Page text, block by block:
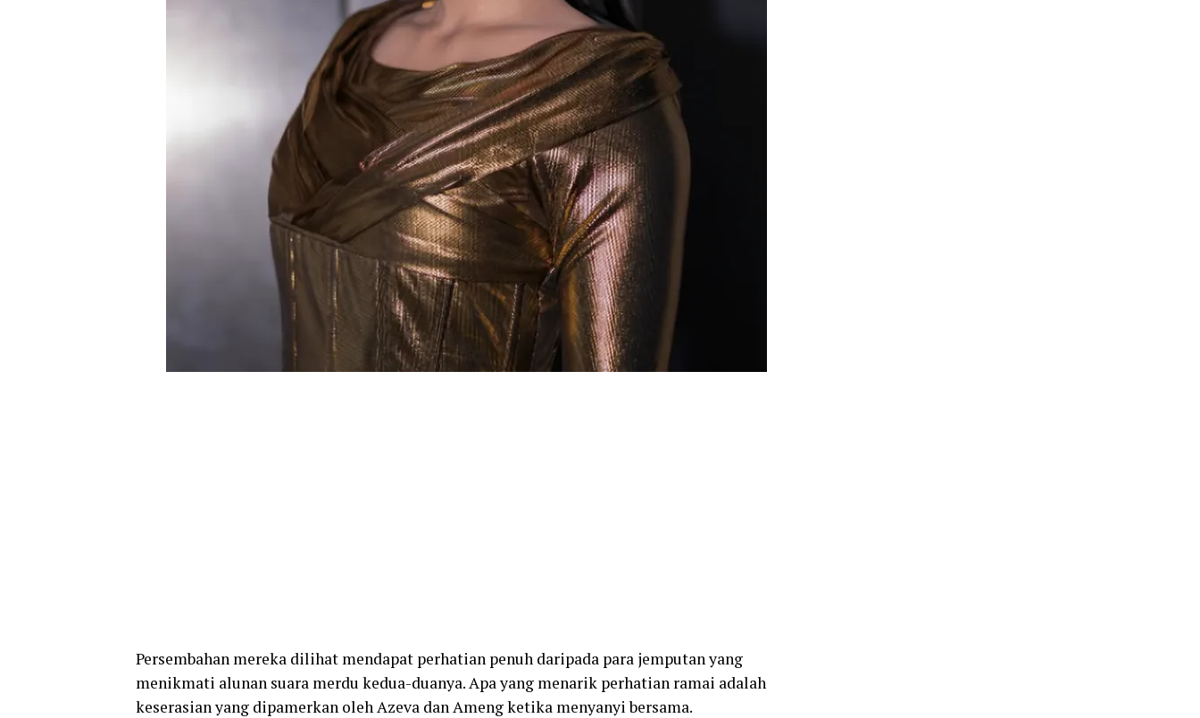
Persembahan mereka dilihat mendapat perhatian penuh daripada para jemputan yang
menikmati alunan suara merdu kedua-duanya. Apa yang menarik perhatian ramai adalah
keserasian yang dipamerkan oleh Azeva dan Ameng ketika menyanyi bersama.